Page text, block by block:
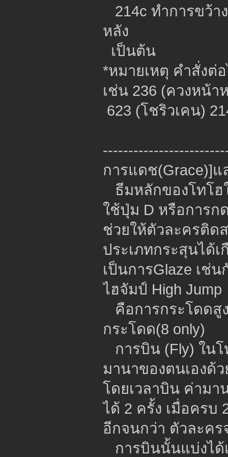
214c ทำการขว้า
หลัง
เป็นต้น
*หมายเหตุ คำสั่งต่
เช่น 236 (ควงหน้า
623 (โชริวเคน)
การแดช(Grace)]แ
ธีมหลักของโทโฮ
ใช้ปุ่ม D หรือการก
ช่วยให้ตัวละครติด
ประเภทกระสุนได้
เป็นการGlaze เช่น
ไฮจัมป์ High Jump
คือการกระโดดสู
กระโดด(8 only)
การบิน (Fly) ใน
มานาของตนเองด้
โดยเวลาบิน ค่ามา
ได้ 2 ครั้ง เมื่อครบ
อีกจนกว่า ตัวละค
การบินนั้นแบ่งได้